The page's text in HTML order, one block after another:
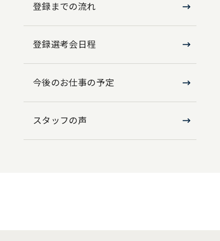
登録までの流れ
登録選考会日程
今後のお仕事の予定
スタッフの声